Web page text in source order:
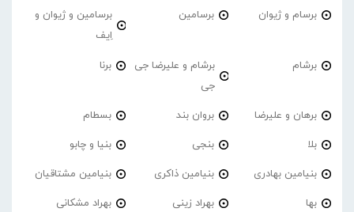
برسام و ژیوان برسامین
برسامین و ژیوان و
اِیف
برشام
برشام و علیرضا جی
جی
برنا
برهان و علیرضا بروان بند بسطام
بلا بنجی بنیا و چابو
بنیامین بهادری بنیامین ذاکری بنیامین مشتاقیان
بها بهراد زینی بهراد مشکانی